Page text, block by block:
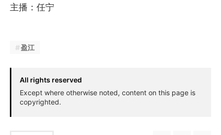
主播：任宁
盈江
All rights reserved
Except where otherwise noted, content on this page is
copyrighted.